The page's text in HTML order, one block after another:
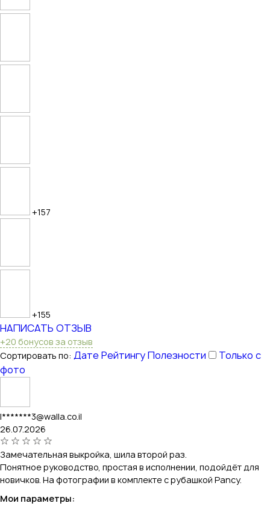
+157
+155
НАПИСАТЬ ОТЗЫВ
+20 бонусов за отзыв
Сортировать по: ДатеРейтингуПолезности
Только с
фото
l*******3@walla.co.il
26.07.2026
Замечательная выкройка, шила второй раз.
Понятное руководство, простая в исполнении, подойдёт для
новичков. На фотографии в комплекте с рубашкой Pancy.
Мои параметры: